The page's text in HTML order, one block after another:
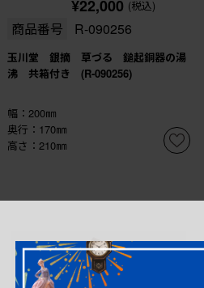
¥22,000 (税込)
商品番号 R-090256
玉川堂 銀摘 草づる 鎚起銅器の湯
沸 共箱付き (R-090256)
幅：200㎜
奥行：170㎜
高さ：210㎜